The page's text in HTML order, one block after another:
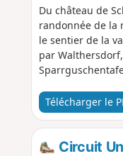
Du château de
randonnée de la
le sentier de la
par
randonnée,
le sentier
tour
basalte «
Télécharger le
Circuit